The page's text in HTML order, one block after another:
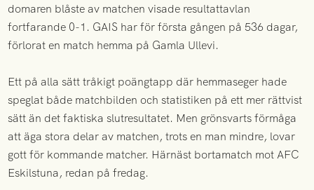
domaren blåste av matchen visade resultattavlan
fortfarande 0-1. GAIS har för första gången på 536 dagar,
förlorat en match hemma på Gamla Ullevi.
Ett på alla sätt tråkigt poängtapp där hemmaseger hade
speglat både matchbilden och statistiken på ett mer rättvist
sätt än det faktiska slutresultatet. Men grönsvarts förmåga
att äga stora delar av matchen, trots en man mindre, lovar
gott för kommande matcher. Härnäst bortamatch mot AFC
Eskilstuna, redan på fredag.